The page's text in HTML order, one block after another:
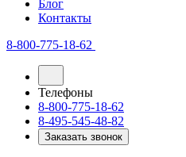
Блог
Контакты
8-800-775-18-62
Телефоны
8-800-775-18-62
8-495-545-48-82
Заказать звонок